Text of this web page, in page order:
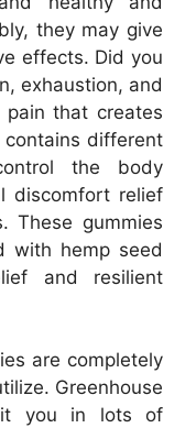
they may give
effects. Did you
exhaustion, and
that creates
contains different
the body
discomfort relief
These gummies
with hemp seed
and resilient
are completely
Greenhouse
you in lots of